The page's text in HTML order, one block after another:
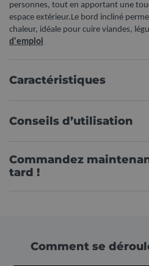
personnes, tout en apportant une
espace extérieur.Le bord incliné
chaleur, idéale pour cuire viandes,
d'emploi
Caractéristiques
Conseils d’utilisation
Commandez
tard !
Comment se